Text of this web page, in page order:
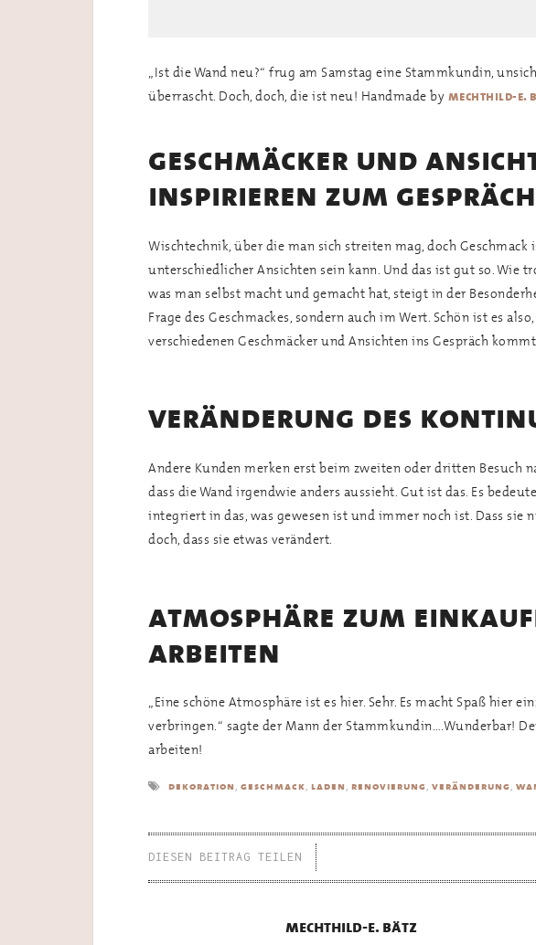
„Ist die Wand neu?“ frug am Samstag eine Stammkundin,
überrascht. Doch, doch, die ist neu! Handmade by mechthild-e.
geschmäcker und
inspirieren zum gespräch
Wischtechnik, über die man sich streiten mag, doch
unterschiedlicher Ansichten sein kann. Und das ist gut so. Wie
was man selbst macht und gemacht hat, steigt in der
Frage des Geschmackes, sondern auch im Wert. Schön ist es
verschiedenen Geschmäcker und Ansichten ins Gespräch
veränderung des
Andere Kunden merken erst beim zweiten oder dritten Besuch
dass die Wand irgendwie anders aussieht. Gut ist das. Es
integriert in das, was gewesen ist und immer noch ist. Dass sie
doch, dass sie etwas verändert.
atmosphäre zum
arbeiten
„Eine schöne Atmosphäre ist es hier. Sehr. Es macht Spaß hier
verbringen.“ sagte der Mann der Stammkundin….Wunderbar!
arbeiten!
dekoration , geschmack, laden , renovierung , veränderung ,
DIESEN BEITRAG TEILEN
mechthild-e. bätz